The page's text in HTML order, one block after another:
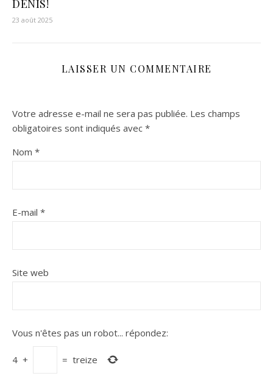
DENIS!
23 août 2025
LAISSER UN COMMENTAIRE
Votre adresse e-mail ne sera pas publiée. Les champs
obligatoires sont indiqués avec *
Nom *
E-mail *
Site web
Vous n'êtes pas un robot... répondez:
4 + = treize